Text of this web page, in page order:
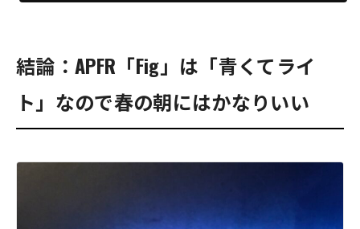
結論：APFR「Fig」は「青くてライ
ト」なので春の朝にはかなりいい